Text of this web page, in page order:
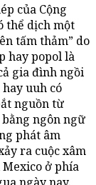
của Cộng
thể dịch một
tấm thảm” do
hay popol là
gia đình ngồi
uuh có
nguồn từ
ngôn ngữ
phát âm
ra cuộc xâm
ở phía
ngày nay.